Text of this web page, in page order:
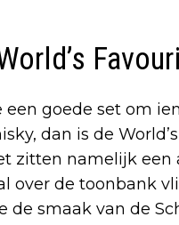
een goede set om
dan is de
zitten namelijk een
over de toonbank
de smaak van de